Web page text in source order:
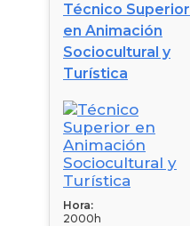
Técnico Superior
en Animación
Sociocultural y
Turística
Hora:
2000h